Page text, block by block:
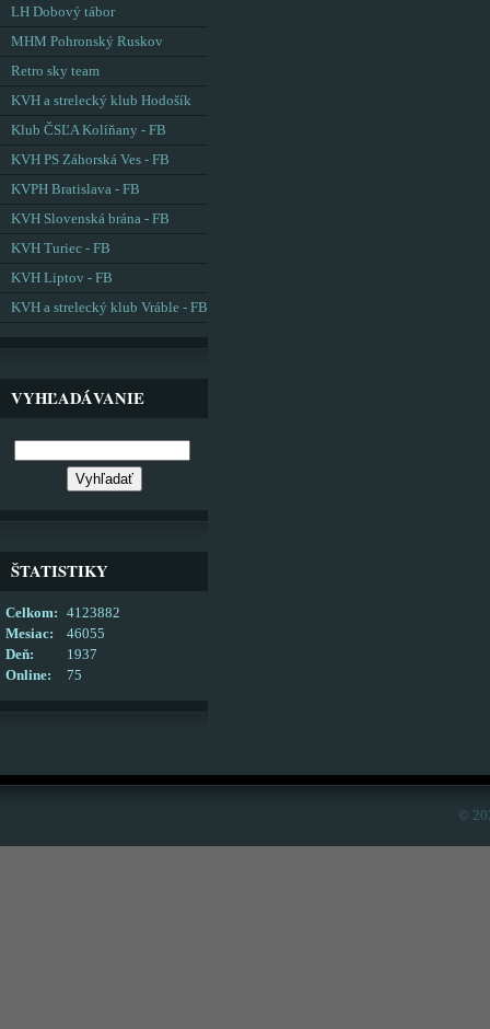
LH Dobový tábor
MHM Pohronský Ruskov
Retro sky team
KVH a strelecký klub Hodošík
Klub ČSĽA Kolíňany - FB
KVH PS Záhorská Ves - FB
KVPH Bratislava - FB
KVH Slovenská brána - FB
KVH Turiec - FB
KVH Liptov - FB
KVH a strelecký klub Vráble - FB
VYHĽADÁVANIE
ŠTATISTIKY
Online: 75
Celkom:
4123882
Mesiac:
46055
Deň:
1937
©